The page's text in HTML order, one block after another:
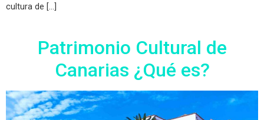
cultura de […]
Patrimonio Cultural de
Canarias ¿Qué es?